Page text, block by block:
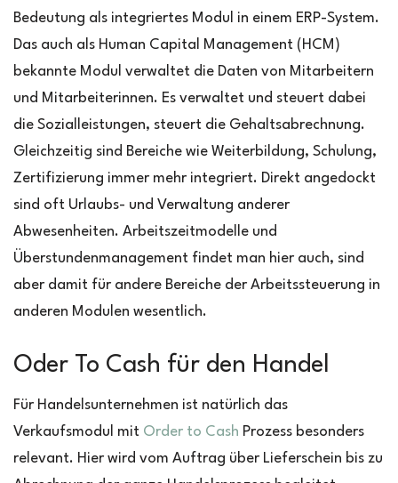
Bedeutung als integriertes Modul in einem ERP-System.
Das auch als Human Capital Management (HCM)
bekannte Modul verwaltet die Daten von Mitarbeitern
und Mitarbeiterinnen. Es verwaltet und steuert dabei
die Sozialleistungen, steuert die Gehaltsabrechnung.
Gleichzeitig sind Bereiche wie Weiterbildung, Schulung,
Zertifizierung immer mehr integriert. Direkt angedockt
sind oft Urlaubs- und Verwaltung anderer
Abwesenheiten. Arbeitszeitmodelle und
Überstundenmanagement findet man hier auch, sind
aber damit für andere Bereiche der Arbeitssteuerung in
anderen Modulen wesentlich.
Oder To Cash für den Handel
Für Handelsunternehmen ist natürlich das
Verkaufsmodul mit Order to Cash Prozess besonders
relevant. Hier wird vom Auftrag über Lieferschein bis zu